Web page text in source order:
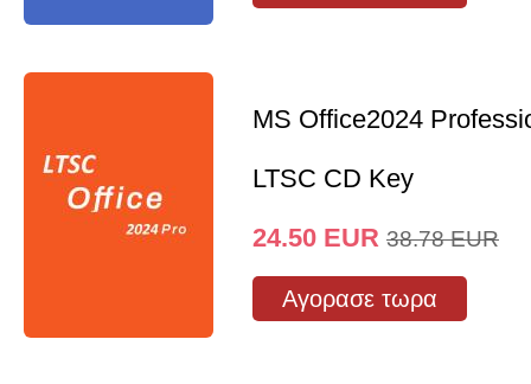
MS Office2024
LTSC CD Key
24.50 EUR 38.78 EUR
Αγορασε τωρα